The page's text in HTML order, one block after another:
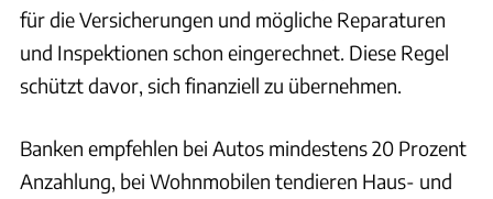
für die Versicherungen und mögliche Reparaturen
und Inspektionen schon eingerechnet. Diese Regel
schützt davor, sich finanziell zu übernehmen.
Banken empfehlen bei Autos mindestens 20 Prozent
Anzahlung, bei Wohnmobilen tendieren Haus- und